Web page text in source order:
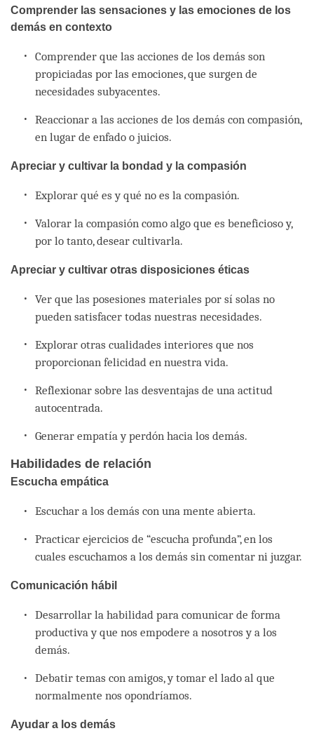
Comprender las sensaciones y las emociones de los
demás en contexto
Comprender que las acciones de los demás son
propiciadas por las emociones, que surgen de
necesidades subyacentes.
Reaccionar a las acciones de los demás con compasión,
en lugar de enfado o juicios.
Apreciar y cultivar la bondad y la compasión
Explorar qué es y qué no es la compasión.
Valorar la compasión como algo que es beneficioso y,
por lo tanto, desear cultivarla.
Apreciar y cultivar otras disposiciones éticas
Ver que las posesiones materiales por sí solas no
pueden satisfacer todas nuestras necesidades.
Explorar otras cualidades interiores que nos
proporcionan felicidad en nuestra vida.
Reflexionar sobre las desventajas de una actitud
autocentrada.
Generar empatía y perdón hacia los demás.
Habilidades de relación
Escucha empática
Escuchar a los demás con una mente abierta.
Practicar ejercicios de “escucha profunda”, en los
cuales escuchamos a los demás sin comentar ni juzgar.
Comunicación hábil
Desarrollar la habilidad para comunicar de forma
productiva y que nos empodere a nosotros y a los
demás.
Debatir temas con amigos, y tomar el lado al que
normalmente nos opondríamos.
Ayudar a los demás